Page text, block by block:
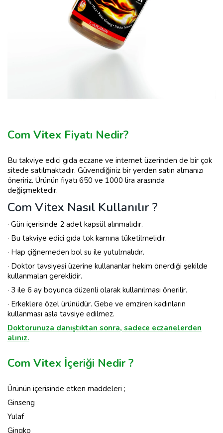
Com Vitex Fiyatı Nedir?
Bu takviye edici gıda eczane ve internet üzerinden de bir çok
sitede satılmaktadır. Güvendiğiniz bir yerden satın almanızı
öneririz. Ürünün fiyatı 650 ve 1000 lira arasında
değişmektedir.
Com Vitex Nasıl Kullanılır ?
· Gün içerisinde 2 adet kapsül alınmalıdır.
· Bu takviye edici gıda tok karnına tüketilmelidir.
· Hap çiğnemeden bol su ile yutulmalıdır.
· Doktor tavsiyesi üzerine kullananlar hekim önerdiği şekilde
kullanmaları gereklidir.
· 3 ile 6 ay boyunca düzenli olarak kullanılması önerilir.
· Erkeklere özel ürünüdür. Gebe ve emziren kadınların
kullanması asla tavsiye edilmez.
Doktorunuza danıştıktan sonra, sadece eczanelerden
alınız.
Com Vitex İçeriği Nedir ?
Ürünün içerisinde etken maddeleri ;
Ginseng
Yulaf
Gingko